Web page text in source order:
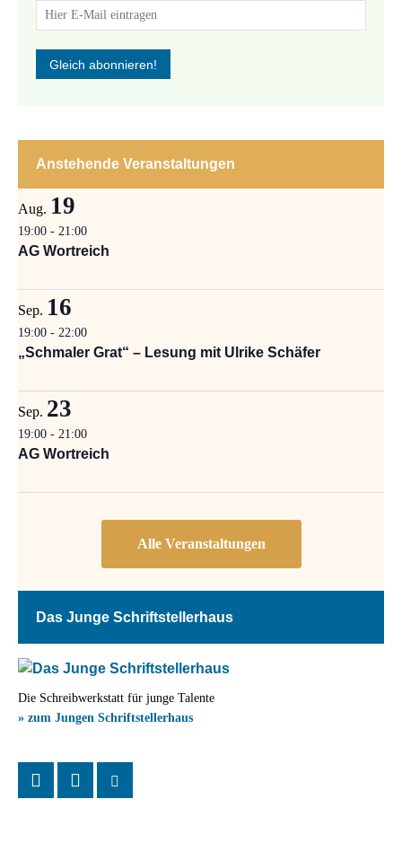
Anstehende Veranstaltungen
Aug. 19
19:00 - 21:00
AG Wortreich
Sep. 16
19:00 - 22:00
„Schmaler Grat“ – Lesung mit Ulrike Schäfer
Sep. 23
19:00 - 21:00
AG Wortreich
Das Junge Schriftstellerhaus
Die Schreibwerkstatt für junge Talente
» zum Jungen Schriftstellerhaus